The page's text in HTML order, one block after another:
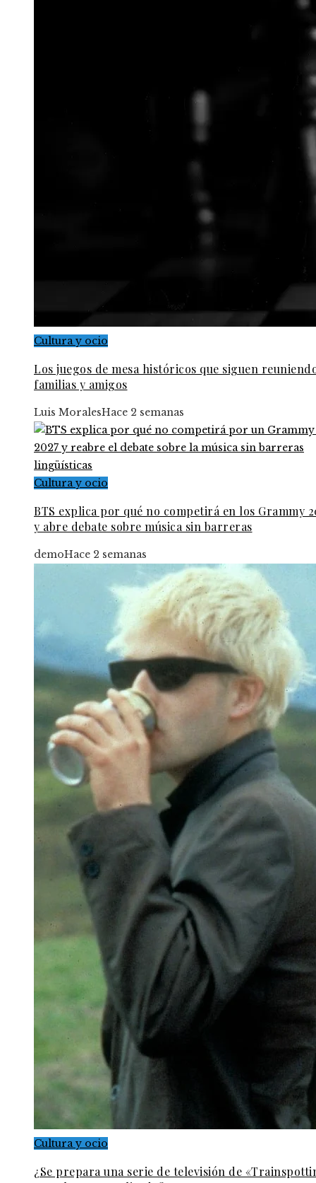
Cultura y ocio
Los juegos de mesa históricos que siguen
familias y amigos
Luis MoralesHace 2 semanas
Cultura y ocio
BTS explica por qué no competirá en los Grammy
y abre debate sobre música sin barreras
demoHace 2 semanas
Cultura y ocio
¿Se prepara una serie de televisión de